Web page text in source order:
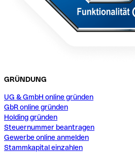
GRÜNDUNG
UG & GmbH online gründen
GbR online gründen
Holding gründen
Steuernummer beantragen
Gewerbe online anmelden
Stammkapital einzahlen